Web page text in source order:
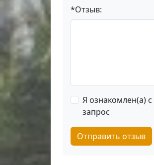
*Отзыв:
Я ознакомлен(а) с
запрос
Отправить отзыв